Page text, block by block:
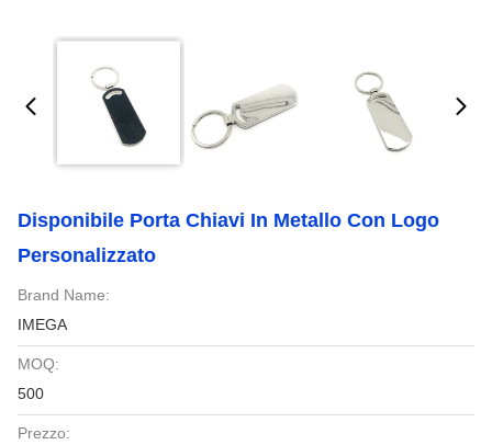
Disponibile Porta Chiavi In Metallo Con Logo
Personalizzato
Brand Name:
IMEGA
MOQ:
500
Prezzo: